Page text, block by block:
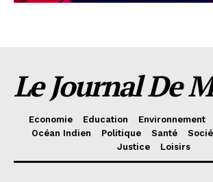
Le Journal De
Economie Education Environnement
Océan Indien
Politique Santé
Justice
Loisirs